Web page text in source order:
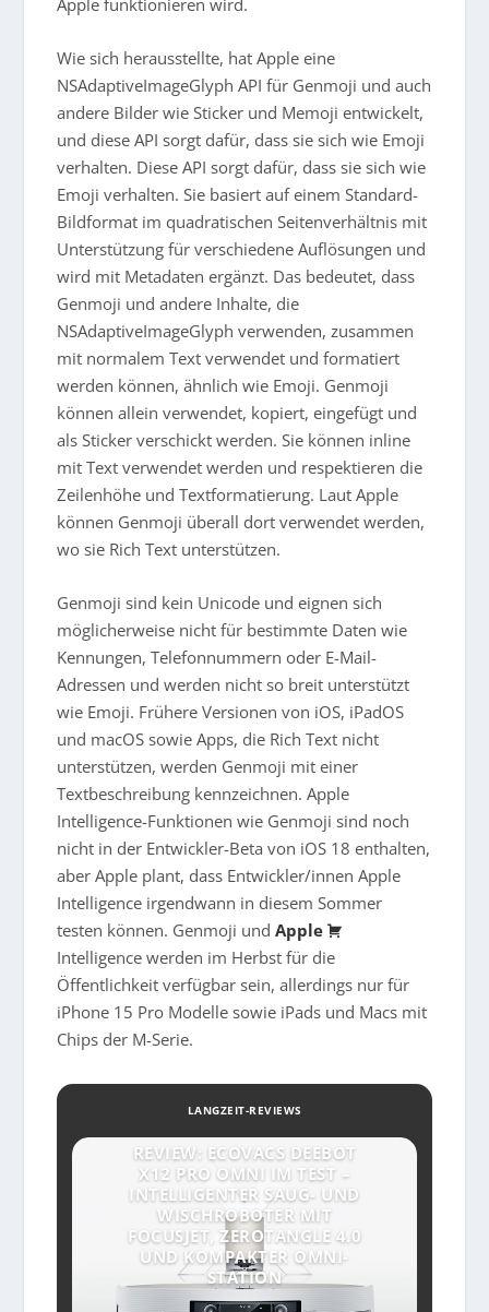
Wie sich herausstellte, hat Apple eine
NSAdaptiveImageGlyph API für Genmoji und auch
andere Bilder wie Sticker und Memoji entwickelt,
und diese API sorgt dafür, dass sie sich wie Emoji
verhalten. Diese API sorgt dafür, dass sie sich wie
Emoji verhalten. Sie basiert auf einem Standard-
Bildformat im quadratischen Seitenverhältnis mit
Unterstützung für verschiedene Auflösungen und
wird mit Metadaten ergänzt. Das bedeutet, dass
Genmoji und andere Inhalte, die
NSAdaptiveImageGlyph verwenden, zusammen
mit normalem Text verwendet und formatiert
werden können, ähnlich wie Emoji. Genmoji
können allein verwendet, kopiert, eingefügt und
als Sticker verschickt werden. Sie können inline
mit Text verwendet werden und respektieren die
Zeilenhöhe und Textformatierung. Laut Apple
können Genmoji überall dort verwendet werden,
wo sie Rich Text unterstützen.
Genmoji sind kein Unicode und eignen sich
möglicherweise nicht für bestimmte Daten wie
Kennungen, Telefonnummern oder E-Mail-
Adressen und werden nicht so breit unterstützt
wie Emoji. Frühere Versionen von iOS, iPadOS
und macOS sowie Apps, die Rich Text nicht
unterstützen, werden Genmoji mit einer
Textbeschreibung kennzeichnen. Apple
Intelligence-Funktionen wie Genmoji sind noch
nicht in der Entwickler-Beta von iOS 18 enthalten,
aber Apple plant, dass Entwickler/innen Apple
Intelligence irgendwann in diesem Sommer
testen können. Genmoji undApple
Intelligence werden im Herbst für die
Öffentlichkeit verfügbar sein, allerdings nur für
iPhone 15 Pro Modelle sowie iPads und Macs mit
Chips der M-Serie.
LANGZEIT-REVIEWS
REVIEW: ECOVACS DEEBOT
X12 PRO OMNI IM TEST –
INTELLIGENTER SAUG- UND
WISCHROBOTER MIT
FOCUSJET, ZEROTANGLE 4.0
UND KOMPAKTER OMNI-
STATION